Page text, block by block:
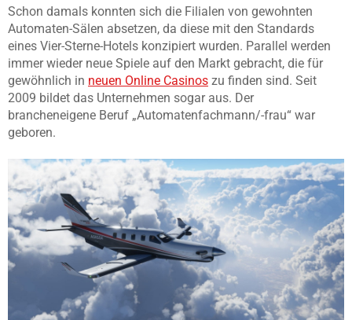
Schon damals konnten sich die Filialen von gewohnten
Automaten-Sälen absetzen, da diese mit den Standards
eines Vier-Sterne-Hotels konzipiert wurden. Parallel werden
immer wieder neue Spiele auf den Markt gebracht, die für
gewöhnlich in neuen Online Casinos zu finden sind. Seit
2009 bildet das Unternehmen sogar aus. Der
brancheneigene Beruf „Automatenfachmann/-frau“ war
geboren.